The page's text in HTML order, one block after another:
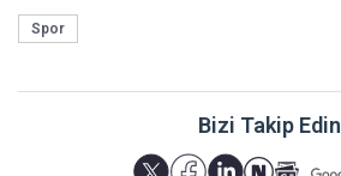
Spor
Bizi Takip Edin